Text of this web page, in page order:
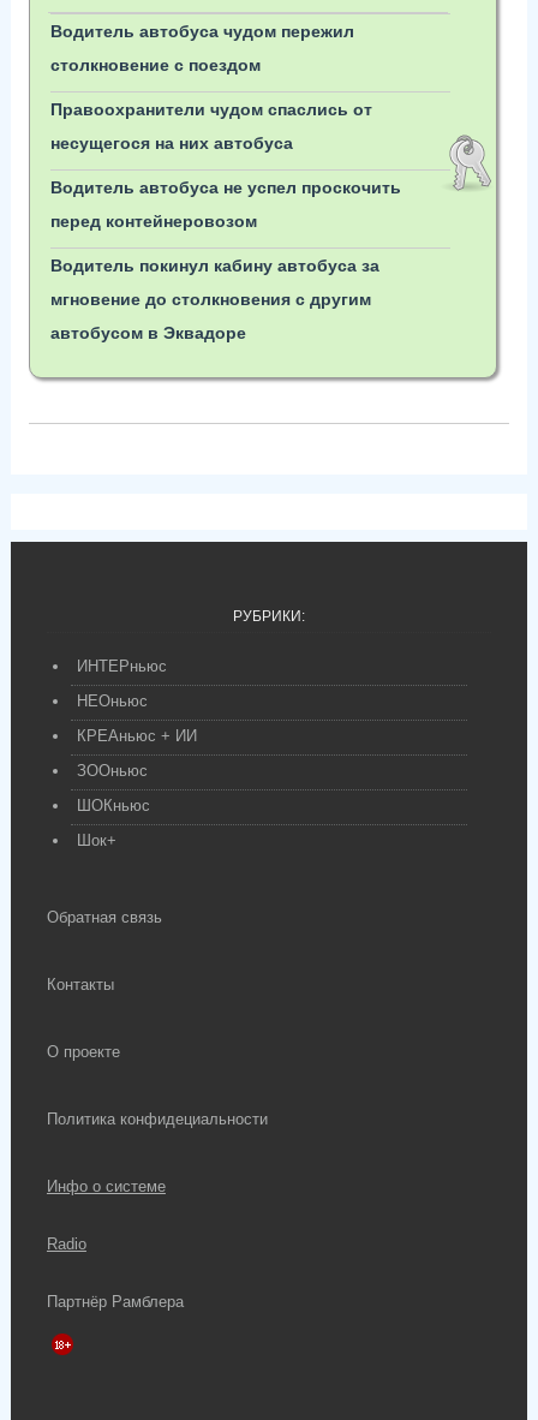
Водитель автобуса чудом пережил
столкновение с поездом
Правоохранители чудом спаслись от
несущегося на них автобуса
Водитель автобуса не успел проскочить
перед контейнеровозом
Водитель покинул кабину автобуса за
мгновение до столкновения с другим
автобусом в Эквадоре
РУБРИКИ:
ИНТЕРньюс
НЕОньюс
КРЕАньюс + ИИ
ЗООньюс
ШОКньюс
Шок+
Обратная связь
Контакты
О проекте
Политика конфидециальности
Инфо о системе
Radio
Партнёр Рамблера